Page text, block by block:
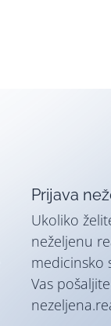
Prijava
Ukoliko
neželjenu
medicinsko
Vas